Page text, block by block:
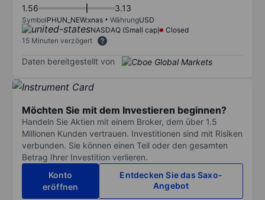
1.56 3.13
SymbolPHUN_NEW:xnas WährungUSD
NASDAQ (Small cap)
Closed
15 Minuten verzögert
Daten bereitgestellt von
Möchten Sie mit dem Investieren beginnen?
Handeln Sie Aktien mit einem Broker, dem über 1.5
Millionen Kunden vertrauen. Investitionen sind mit Risiken
verbunden. Sie können einen Teil oder den gesamten
Betrag Ihrer Investition verlieren.
Konto
eröffnen
Entdecken Sie das Saxo-
Angebot